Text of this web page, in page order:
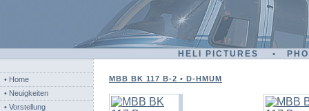
HELI PICTURES •
• Home
• Neuigkeiten
• Vorstellung
MBB BK 117 B-2 • D-HMUM